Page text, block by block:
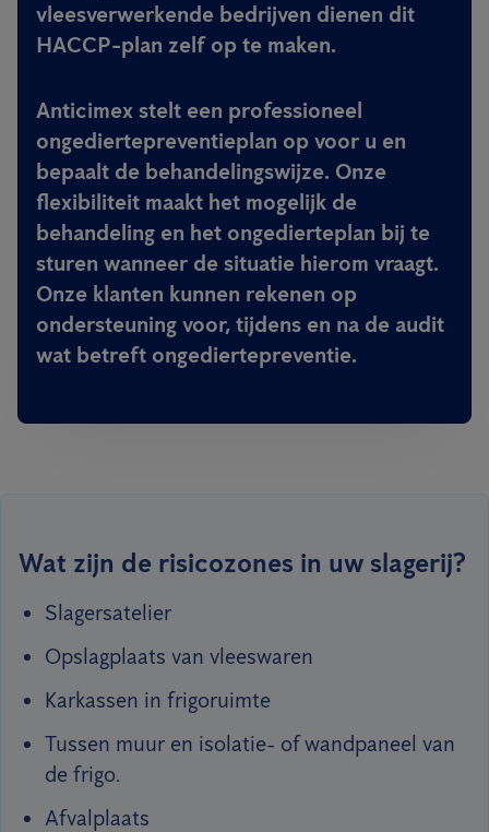
vleesverwerkende bedrijven dienen dit
HACCP-plan zelf op te maken.
Anticimex stelt een professioneel
ongediertepreventieplan op voor u en
bepaalt de behandelingswijze. Onze
flexibiliteit maakt het mogelijk de
behandeling en het ongedierteplan bij te
sturen wanneer de situatie hierom vraagt.
Onze klanten kunnen rekenen op
ondersteuning voor, tijdens en na de audit
wat betreft ongediertepreventie.
Wat zijn de risicozones in uw slagerij?
Slagersatelier
Opslagplaats van vleeswaren
Karkassen in frigoruimte
Tussen muur en isolatie- of wandpaneel van
de frigo.
Afvalplaats